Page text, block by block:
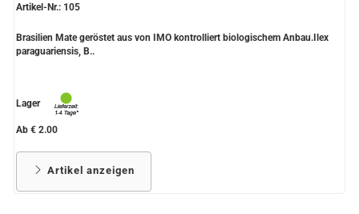
Artikel-Nr.: 105
Brasilien Mate geröstet aus von IMO kontrolliert biologischem Anbau.Ilex
paraguariensis, B..
Lager
Ab € 2.00
Artikel anzeigen